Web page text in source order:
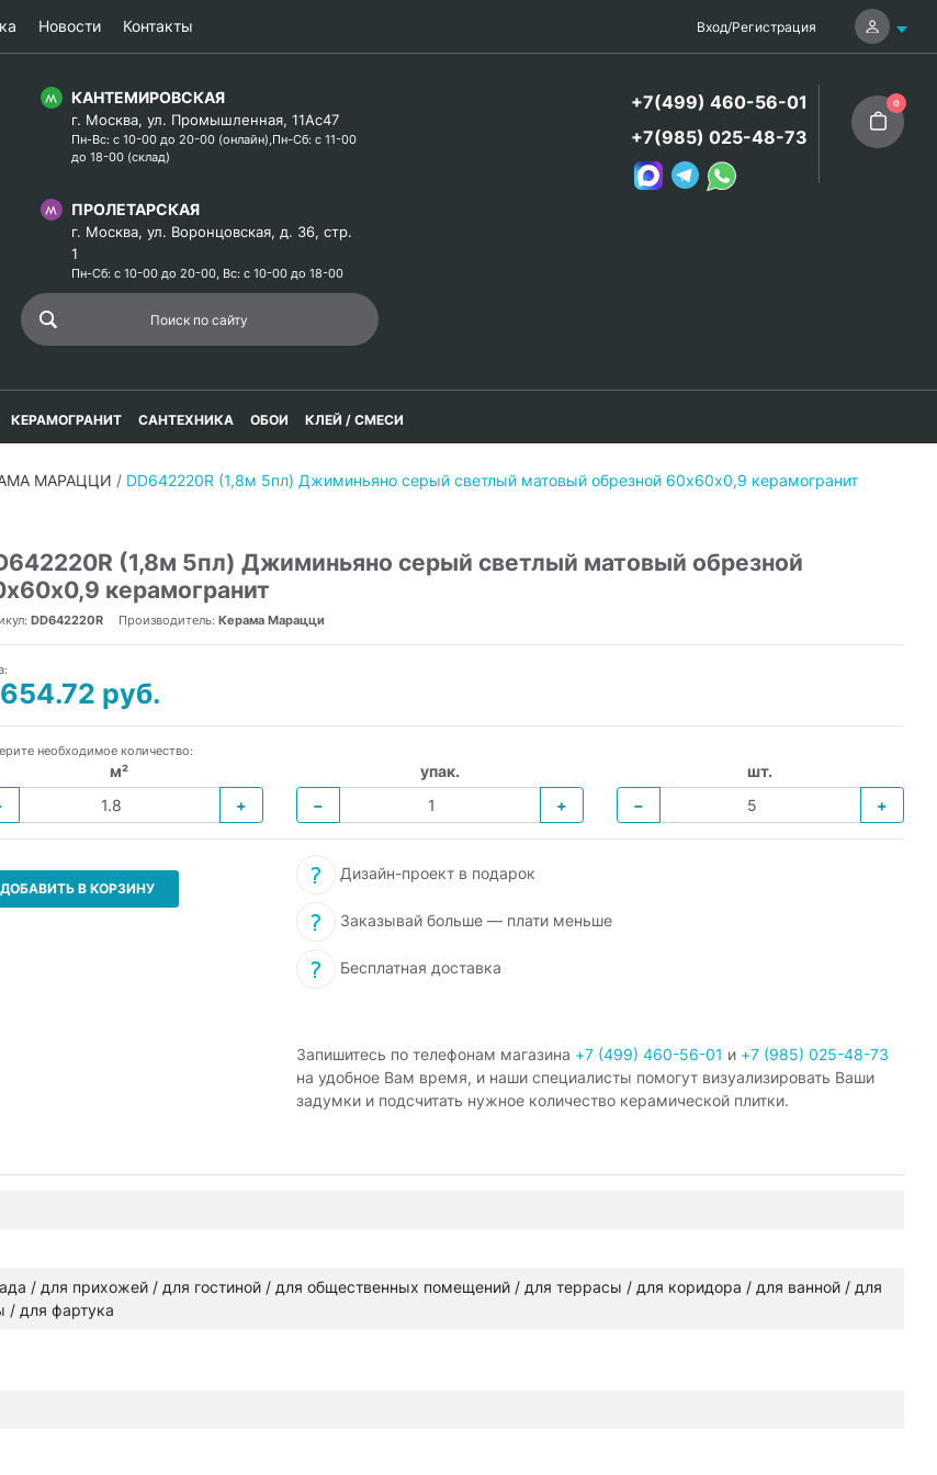
Новости Контакты Вход/Регистрация
КАНТЕМИРОВСКАЯ
г. Москва, ул. Промышленная, 11Ас47
Пн-Вс: с 10-00 до 20-00 (онлайн),Пн-Сб: с 11-00
до 18-00 (склад)
ПРОЛЕТАРСКАЯ
г. Москва, ул. Воронцовская, д. 36, стр.
1
Пн-Сб: с 10-00 до 20-00, Вс: с 10-00 до 18-00
+7(499) 460-56-01
+7(985) 025-48-73
0
КЕРАМОГРАНИТ САНТЕХНИКА ОБОИ КЛЕЙ / СМЕСИ
МАРАЦЦИ / DD642220R (1,8м 5пл) Джиминьяно серый светлый матовый обрезной 60х60x0,9 керамогранит
(1,8м 5пл) Джиминьяно серый светлый матовый обрезной
керамогранит
DD642220R Производитель: Керама Марацци
руб.
необходимое количество:
м²
+
упак.
−
+
шт.
−
+
ДОБАВИТЬ В КОРЗИНУ
Дизайн-проект в подарок
Заказывай больше — плати меньше
Бесплатная доставка
Запишитесь по телефонам магазина +7 (499) 460-56-01 и +7 (985) 025-48-73
на удобное Вам время, и наши специалисты помогут визуализировать Ваши
задумки и подсчитать нужное количество керамической плитки.
/ для прихожей / для гостиной / для общественных помещений / для террасы / для коридора / для ванной / для
/ для фартука